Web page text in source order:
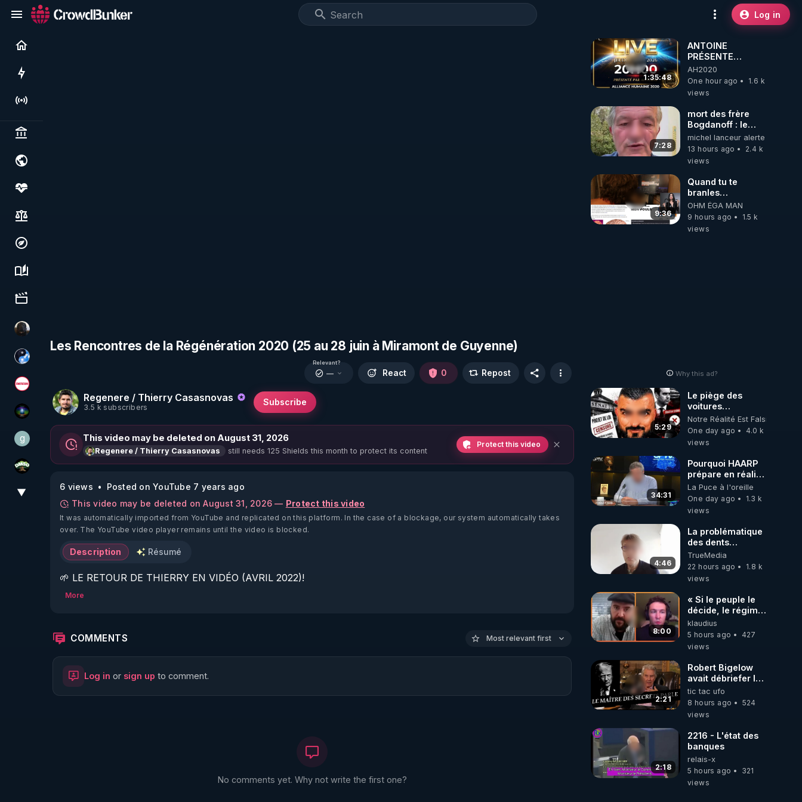
Log in
Live
Politics & institutions
Society, justice & freedoms
Economy, environment & technology
Science, history & spirituality
Culture, media & entertainment
TrueMedia
Chercheur de vérité
Magazine Nexus
WakeUp
ggilo59
DMSO pour TOUS
▼
Les Rencontres de la Régénération 2020 (25 au 28 juin à Miramont de Guyenne)
Regenere / Thierry Casasnovas
3.5 k subscribers
Subscribe
Relevant?
— React 0 Repost
This video may be deleted on August 31, 2026
Regenere / Thierry Casasnovas still needs 125 Shields this month to protect its content
Protect this video
6 views
Posted on YouTube 7 years ago
This video may be deleted on August 31, 2026 — Protect this video
It was automatically imported from YouTube and replicated on this platform. In the case of a blockage, our system automatically takes
over. The YouTube video player remains until the video is blocked.
Description Résumé
🌱 LE RETOUR DE THIERRY EN VIDÉO (AVRIL 2022)!
🌱 LE MAGAZINE RÉGÉNÈRE
http://rgnr.li/ymag
More
COMMENTS Most relevant first
Log in or sign up to comment.
No comments yet. Why not write the first one?
1:35:48
ANTOINE
PRÉSENTE
AH2020 LE LIVE
20H ***DU
06/08/2026***
AH2020
One hour ago
1.6 k
views
7:28
mort des frère
Bogdanoff : le
mensonge d état
michel lanceur alerte
13 hours ago
2.4 k
views
9:36
Quand tu te
branles
bonhomme tu
émets des ondes
ils ont juste omis
OHM ÉGA MAN
9 hours ago
1.5 k
views
Why this ad?
5:29
Le piège des
voitures
électriques se
referme sur les
usagers !
Notre Réalité Est Falsifiée Et
One day ago
4.0 k
views
34:31
Pourquoi HAARP
prépare en réalité
un CHAOS
climatique, on
répond
La Puce à l'oreille
One day ago
1.3 k
views
4:46
La problématique
des dents
dévitalisées et
des implants
TrueMedia
22 hours ago
1.8 k
views
8:00
« Si le peuple le
décide, le régime
peut tomber
demain ! »
klaudius
5 hours ago
427
views
2:21
Robert Bigelow
avait débriefer le
pédophile
génocidaire de
donald j trump
tic tac ufo
8 hours ago
524
views
2:18
2216 - L'état des
banques
relais-x
5 hours ago
321
views